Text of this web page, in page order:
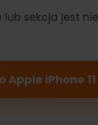
lub
lub sekcja